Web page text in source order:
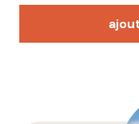
Votre adresse e-